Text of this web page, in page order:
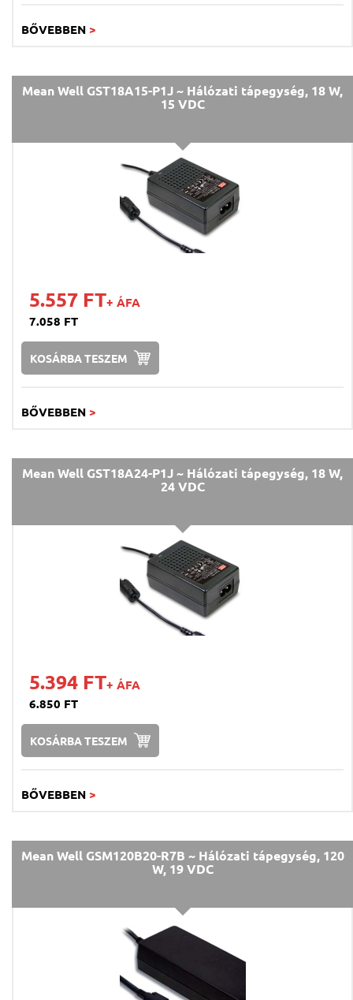
BŐVEBBEN >
Mean Well GST18A15-P1J ~ Hálózati tápegység, 18 W,
15 VDC
5.557 FT+ ÁFA
7.058 FT
KOSÁRBA TESZEM
BŐVEBBEN >
Mean Well GST18A24-P1J ~ Hálózati tápegység, 18 W,
24 VDC
5.394 FT+ ÁFA
6.850 FT
KOSÁRBA TESZEM
BŐVEBBEN >
Mean Well GSM120B20-R7B ~ Hálózati tápegység, 120
W, 19 VDC